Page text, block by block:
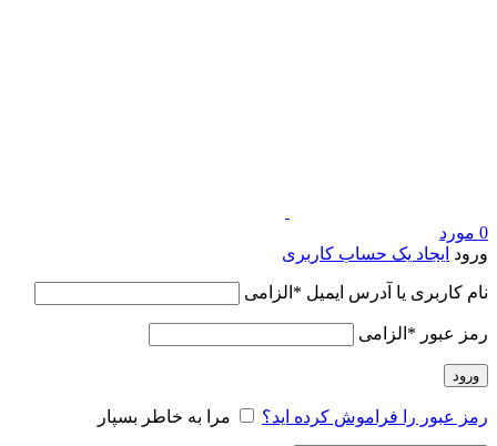
0 مورد
ورود ایجاد یک حساب کاربری
نام کاربری یا آدرس ایمیل * الزامی
رمز عبور * الزامی
ورود
رمز عبور را فراموش کرده اید؟ مرا به خاطر بسپار